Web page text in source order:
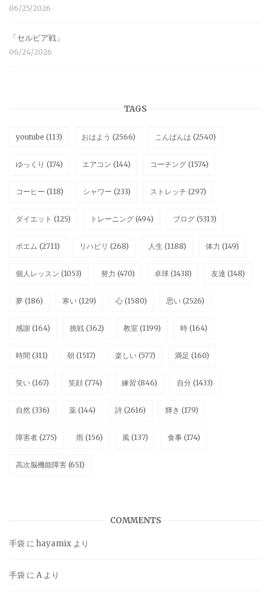
06/25/2026
「セルビア戦」
06/24/2026
TAGS
youtube (113) おはよう (2566) こんばんは (2540)
ゆっくり (174) エアコン (144) コーチング (1574)
コーヒー (118) シャワー (233) ストレッチ (297)
ダイエット (125) トレーニング (494) ブログ (5313)
ポエム (2711) リハビリ (268) 人生 (1188) 体力 (149)
個人レッスン (1053) 努力 (470) 卓球 (1438) 友達 (148)
夢 (186) 寒い (129) 心 (1580) 思い (2526)
感謝 (164) 挑戦 (362) 教室 (1199) 時 (164)
時間 (311) 朝 (1517) 楽しい (577) 満足 (160)
笑い (167) 笑顔 (774) 練習 (846) 自分 (1433)
自然 (336) 薬 (144) 詩 (2616) 輝き (179)
障害者 (275) 雨 (156) 風 (137) 食事 (174)
高次脳機能障害 (651)
COMMENTS
手袋 に hayamix より
手袋 に Aより